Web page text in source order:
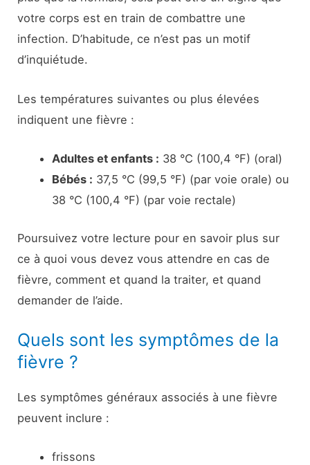
votre corps est en train de combattre une
infection. D’habitude, ce n’est pas un motif
d’inquiétude.
Les températures suivantes ou plus élevées
indiquent une fièvre :
Adultes et enfants : 38 °C (100,4 °F) (oral)
Bébés : 37,5 °C (99,5 °F) (par voie orale) ou
38 °C (100,4 °F) (par voie rectale)
Poursuivez votre lecture pour en savoir plus sur
ce à quoi vous devez vous attendre en cas de
fièvre, comment et quand la traiter, et quand
demander de l’aide.
Quels sont les symptômes de la
fièvre ?
Les symptômes généraux associés à une fièvre
peuvent inclure :
frissons